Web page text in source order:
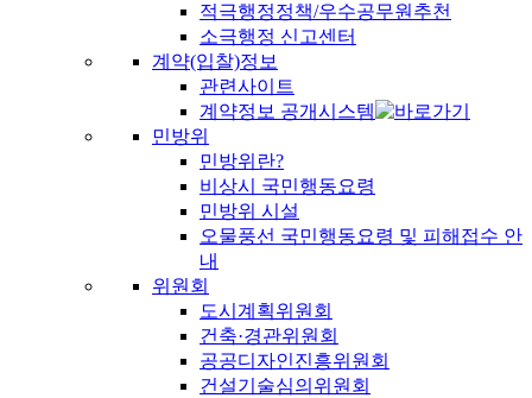
적극행정정책/우수공무원추천
소극행정 신고센터
계약(입찰)정보
관련사이트
계약정보 공개시스템
민방위
민방위란?
비상시 국민행동요령
민방위 시설
오물풍선 국민행동요령 및 피해접수 안
내
위원회
도시계획위원회
건축·경관위원회
공공디자인진흥위원회
건설기술심의위원회